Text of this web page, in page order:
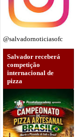
@salvadornoticiasofc
Salvador receberá
competição
internacional de
pizza